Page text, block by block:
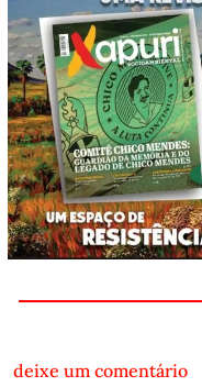
deixe um comentário